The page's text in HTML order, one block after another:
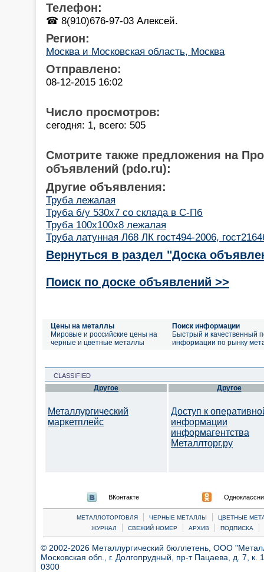
Телефон:
☎ 8(910)676-97-03 Алексей.
Регион:
Москва и Московская область, Москва
Отправлено:
08-12-2015 16:02
Число просмотров:
сегодня: 1, всего: 505
Смотрите также предложения на
объявлений (pdo.ru):
Другие объявления:
Труба лежалая
Труба б/у 530х7 со склада в С-Пб
Труба 100х100х8 лежалая
Труба латунная Л68 ЛК гост494-2006,
Вернуться в раздел "Доска
Поиск по доске объявлений >>
Цены на металлы
Мировые и российские цены на
черные и цветные металлы
Поиск информации
Быстрый и качественный
информации по рынку
CLASSIFIED
Другое
Металлургический
маркетплейс
Другое
Доступ к
информации
информагентства
Металлторг.ру
ВКонтакте
МЕТАЛЛОТОРГОВЛЯ | ЧЕРНЫЕ МЕТАЛЛЫ |
ЦВЕТНЫЕ
ЖУРНАЛ
| СВЕЖИЙ НОМЕР | АРХИВ | ПОДПИСКА |
© 2002-2026 Металлургический бюллетень, ООО
Московская обл., г. Долгопрудный, пр-т Пацаева, д. 7,
0300